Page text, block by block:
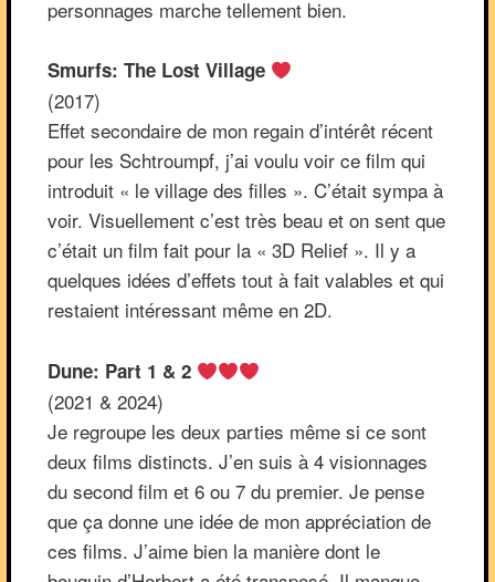
personnages marche tellement bien.
Smurfs: The Lost Village
(2017)
Effet secondaire de mon regain d’intérêt récent
pour les Schtroumpf, j’ai voulu voir ce film qui
introduit « le village des filles ». C’était sympa à
voir. Visuellement c’est très beau et on sent que
c’était un film fait pour la « 3D Relief ». Il y a
quelques idées d’effets tout à fait valables et qui
restaient intéressant même en 2D.
Dune: Part 1 & 2
(2021 & 2024)
Je regroupe les deux parties même si ce sont
deux films distincts. J’en suis à 4 visionnages
du second film et 6 ou 7 du premier. Je pense
que ça donne une idée de mon appréciation de
ces films. J’aime bien la manière dont le